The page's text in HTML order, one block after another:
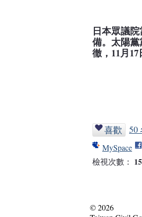
日本眾議
備。 太陽
徹， 11月17
喜歡 50
MySpace
檢視次數：
© 2026